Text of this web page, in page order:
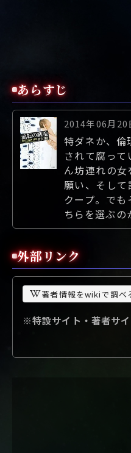
あらすじ
2014年06月20
特ダネか、
されて腐っ
ん坊連れの
願い、そし
クープ。で
ちらを選ぶ
外部リンク
著者情報をwikiで調べ
※特設サイト・著者サ